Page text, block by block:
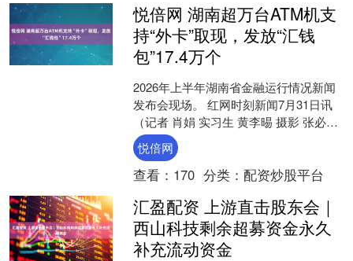
悦倍网 湖南超万台ATM机支
持“外卡”取现，发放“汇钱
包”17.4万个
2026年上半年湖南省金融运行情况新闻
发布会现场。 红网时刻新闻7月31日讯
（记者 肖娟 实习生 黄李晹 摄影 张必
闻）7月31日，湖南省政府新闻办举办
2026....
悦倍网
查看： 170 分类： 配资炒股平台
汇盈配资 上游直击股东会｜
西山科技剩余超募资金永久
补充流动资金